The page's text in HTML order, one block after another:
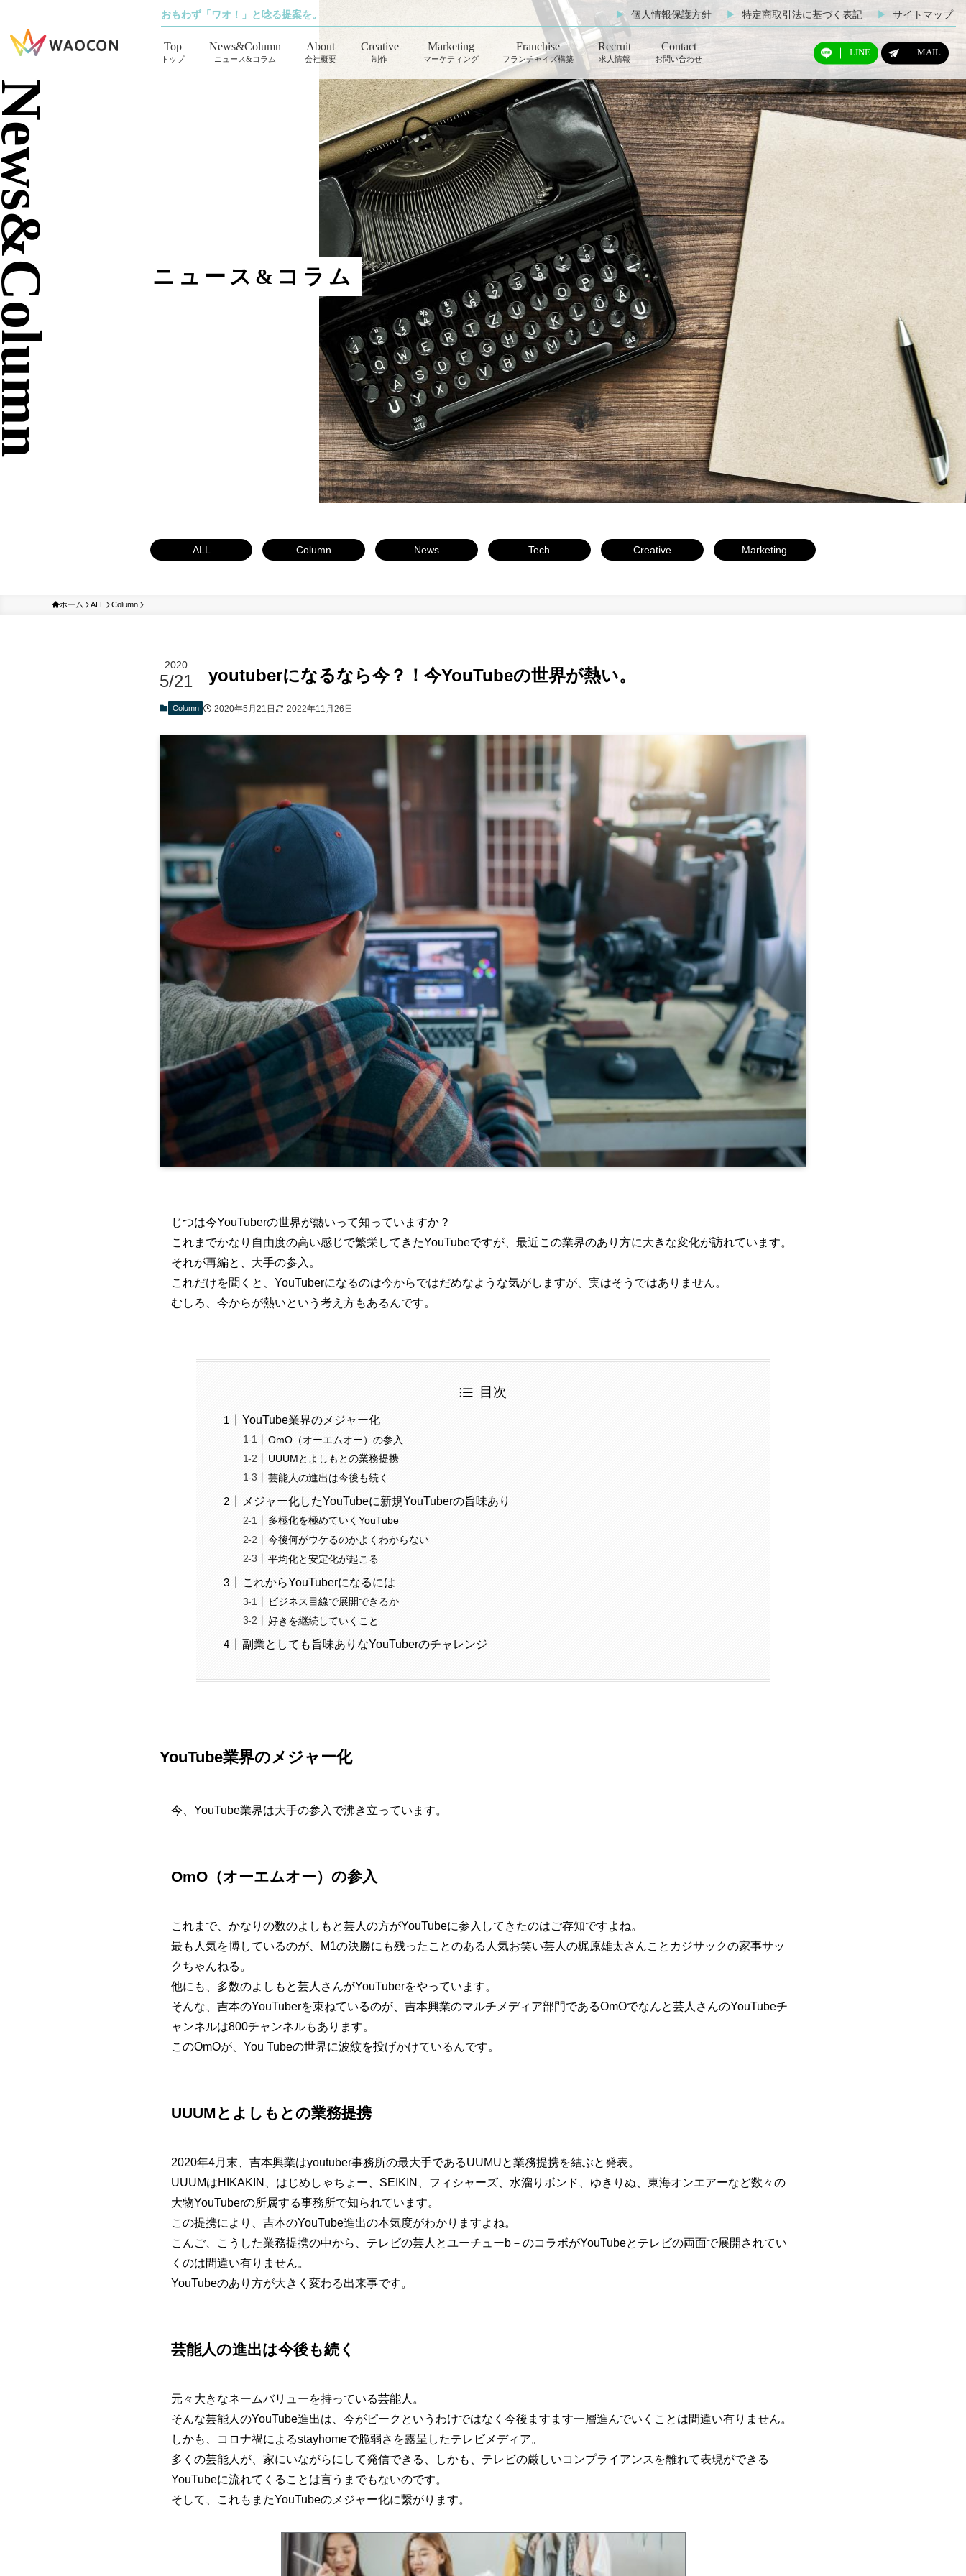
おもわず「ワオ！」と唸る提案を。 ▶︎ 個人情報保護方針 ▶︎ 特定商取引法に基づく表記 ▶︎ サイトマップ
Top
トップ
News&Column
ニュース&コラム
About
会社概要
Creative
制作
Photo
写真
Movie
動画
Streaming
動画配信
Design
デザイン
Webpage
ウェブページ
System
システム
Marketing
マーケティング
Advertisement
広告運用
OwnedInfluencer
SNSアカウント運用
Influencer
インフルエンサーPR
RealAffiliate
送客支援
御社マーケティング部
マーケティング
Franchise
フランチャイズ構築
Recruit
求人情報
Contact
お問い合わせ
LINE MAIL
ニュース&コラム
ALL Column News Tech Creative Marketing
ホーム ALL Column
youtuberになるなら今？！今YouTubeの世界が熱い。
2020
5/21
Column 2020年5月21日 2022年11月26日
じつは今YouTuberの世界が熱いって知っていますか？
これまでかなり自由度の高い感じで繁栄してきたYouTubeですが、最近この業界のあり方に大きな変化が訪れています。
それが再編と、大手の参入。
これだけを聞くと、YouTuberになるのは今からではだめなような気がしますが、実はそうではありません。
むしろ、今からが熱いという考え方もあるんです。
目次
YouTube業界のメジャー化
OmO（オーエムオー）の参入
UUUMとよしもとの業務提携
芸能人の進出は今後も続く
メジャー化したYouTubeに新規YouTuberの旨味あり
多極化を極めていくYouTube
今後何がウケるのかよくわからない
平均化と安定化が起こる
これからYouTuberになるには
ビジネス目線で展開できるか
好きを継続していくこと
副業としても旨味ありなYouTuberのチャレンジ
YouTube業界のメジャー化
今、YouTube業界は大手の参入で沸き立っています。
OmO（オーエムオー）の参入
これまで、かなりの数のよしもと芸人の方がYouTubeに参入してきたのはご存知ですよね。
最も人気を博しているのが、M1の決勝にも残ったことのある人気お笑い芸人の梶原雄太さんことカジサックの家事サッ
クちゃんねる。
他にも、多数のよしもと芸人さんがYouTuberをやっています。
そんな、吉本のYouTuberを束ねているのが、吉本興業のマルチメディア部門であるOmOでなんと芸人さんのYouTubeチ
ャンネルは800チャンネルもあります。
このOmOが、You Tubeの世界に波紋を投げかけているんです。
UUUMとよしもとの業務提携
2020年4月末、吉本興業はyoutuber事務所の最大手であるUUMUと業務提携を結ぶと発表。
UUUMはHIKAKIN、はじめしゃちょー、SEIKIN、フィシャーズ、水溜りボンド、ゆきりぬ、東海オンエアーなど数々の
大物YouTuberの所属する事務所で知られています。
この提携により、吉本のYouTube進出の本気度がわかりますよね。
こんご、こうした業務提携の中から、テレビの芸人とユーチューb－のコラボがYouTubeとテレビの両面で展開されてい
くのは間違い有りません。
YouTubeのあり方が大きく変わる出来事です。
芸能人の進出は今後も続く
元々大きなネームバリューを持っている芸能人。
そんな芸能人のYouTube進出は、今がピークというわけではなく今後ますます一層進んでいくことは間違い有りません。
しかも、コロナ禍によるstayhomeで脆弱さを露呈したテレビメディア。
多くの芸能人が、家にいながらにして発信できる、しかも、テレビの厳しいコンプライアンスを離れて表現ができる
YouTubeに流れてくることは言うまでもないのです。
そして、これもまたYouTubeのメジャー化に繋がります。